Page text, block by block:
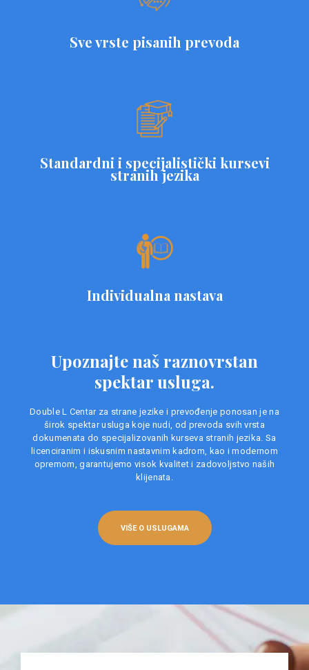
Sve vrste pisanih prevoda
Standardni i specijalistički kursevi
stranih jezika
Individualna nastava
Upoznajte naš raznovrstan
spektar usluga.
Double L Centar za strane jezike i prevođenje ponosan je na
širok spektar usluga koje nudi, od prevoda svih vrsta
dokumenata do specijalizovanih kurseva stranih jezika. Sa
licenciranim i iskusnim nastavnim kadrom, kao i modernom
opremom, garantujemo visok kvalitet i zadovoljstvo naših
klijenata.
VIŠE O USLUGAMA